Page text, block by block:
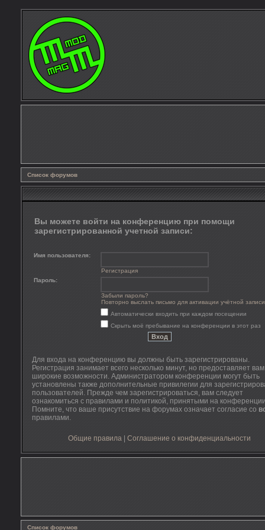
Список форумов
Вы можете войти на конференцию при помощи
зарегистрированной учетной записи:
Имя пользователя:
Регистрация
Пароль:
Забыли пароль?
Повторно выслать письмо для активации учётной записи
Автоматически входить при каждом посещении
Скрыть моё пребывание на конференции в этот раз
Для входа на конференцию вы должны быть зарегистрированы.
Регистрация занимает всего несколько минут, но предоставляет
широкие возможности. Администратором конференции могут быть
установлены также дополнительные привилегии для
пользователей. Прежде чем зарегистрироваться, вам следует
ознакомиться с правилами и политикой, принятыми на
Помните, что ваше присутствие на форумах означает согласие со
правилами.
Общие правила Соглашение о конфиденциальности
Список форумов